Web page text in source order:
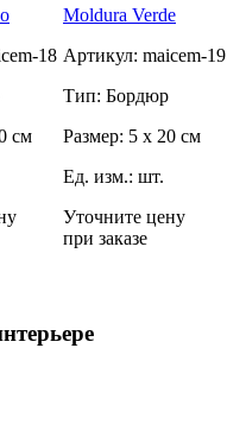
18
см
Moldura Verde
Артикул: maicem-19
Тип: Бордюр
Размер: 5 x 20 см
Ед. изм.: шт.
Уточните цену
при заказе